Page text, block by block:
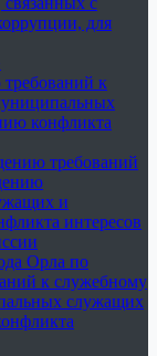
для
к
конфликта
требований
и
интересов
Орла по
к служебному
служащих